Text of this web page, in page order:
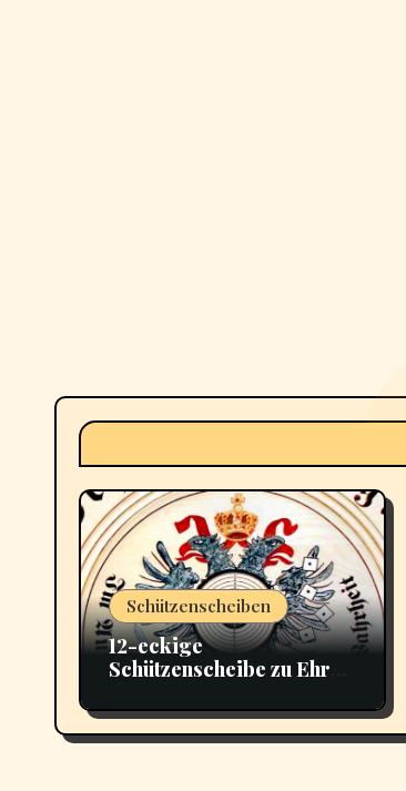
Schützenscheiben
12-eckige
Schützenscheibe zu Ehren